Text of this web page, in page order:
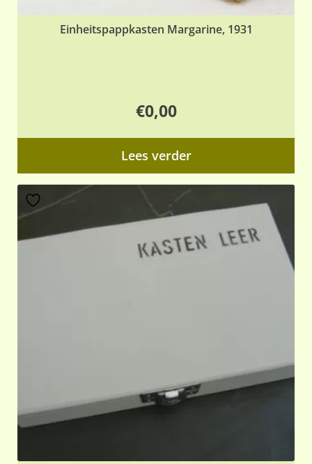
Einheitspappkasten Margarine, 1931
€0,00
Lees verder